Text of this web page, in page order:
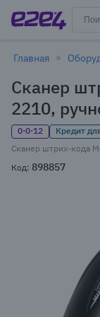
Главная
Сканер
2210,
0·0·12
Кредит
Код: 898857